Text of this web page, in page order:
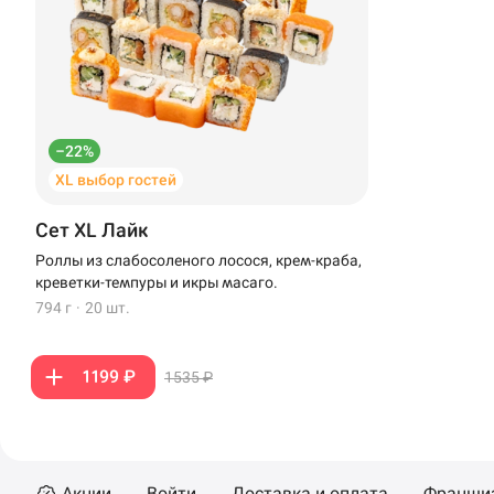
–22%
XL выбор гостей
Сет XL Лайк
Роллы из слабосоленого лосося, крем-краба,
креветки-темпуры и икры масаго.
794 г · 20 шт.
1199 ₽ 1535 ₽